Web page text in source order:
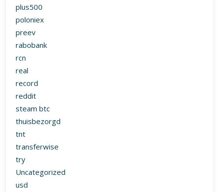
plus500
poloniex
preev
rabobank
rcn
real
record
reddit
steam btc
thuisbezorgd
tnt
transferwise
try
Uncategorized
usd